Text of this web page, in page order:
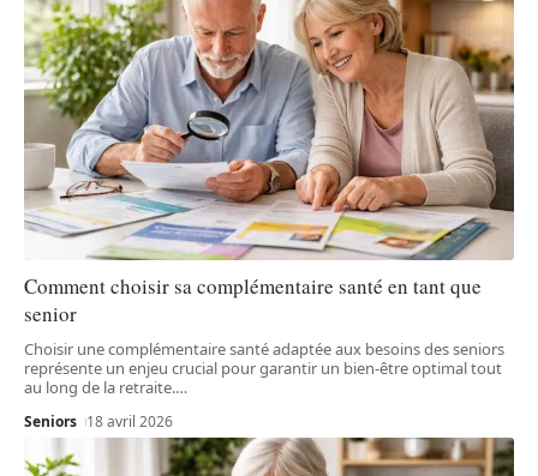
Comment choisir sa complémentaire santé en tant que
senior
Choisir une complémentaire santé adaptée aux besoins des seniors
représente un enjeu crucial pour garantir un bien-être optimal tout
au long de la retraite.…
Seniors 18 avril 2026